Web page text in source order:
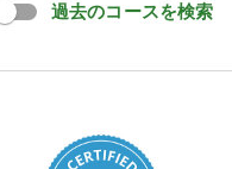
過去のコースを検索